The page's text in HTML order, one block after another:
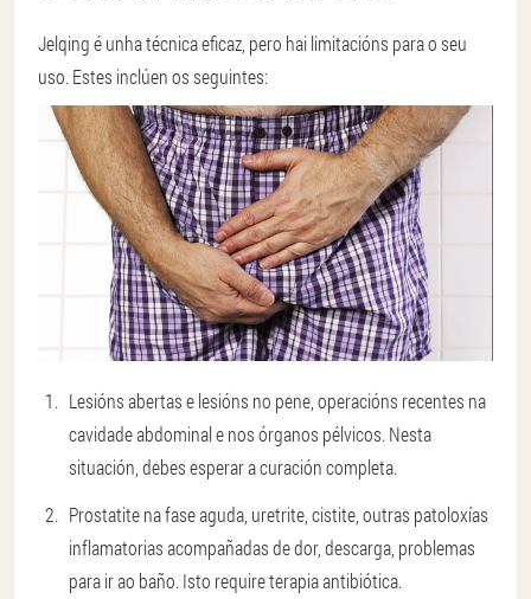
Jelqing é unha técnica eficaz, pero hai limitacións para o seu
uso. Estes inclúen os seguintes:
Lesións abertas e lesións no pene, operacións recentes na
cavidade abdominal e nos órganos pélvicos. Nesta
situación, debes esperar a curación completa.
Prostatite na fase aguda, uretrite, cistite, outras patoloxías
inflamatorias acompañadas de dor, descarga, problemas
para ir ao baño. Isto require terapia antibiótica.